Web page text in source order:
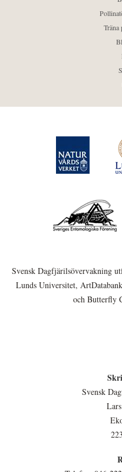
Träna
Svensk Dagfjärilsövervakning
Lunds Universitet,
och Butterfly
Svensk